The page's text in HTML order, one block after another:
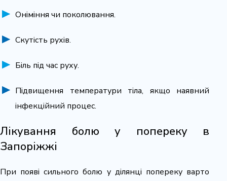
Оніміння чи поколювання.
Скутість рухів.
Біль під час руху.
Підвищення температури тіла, якщо наявний
інфекційний процес.
Лікування болю у попереку в
Запоріжжі
При появі сильного болю у ділянці попереку варто